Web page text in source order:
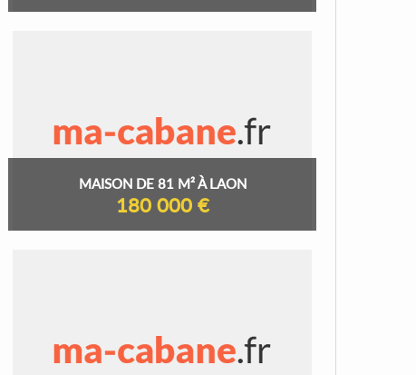
MAISON DE 81 M² À LAON
180 000 €